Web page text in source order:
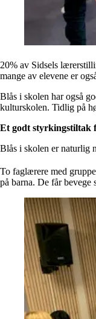
20% av Sidsels
mange av elevene er
Blås i skolen har også
kulturskolen. Tidlig på
Et godt styrkingstiltak
Blås i skolen er naturlig
To faglærere med
på barna. De får